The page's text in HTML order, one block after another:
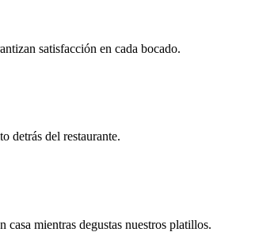
satisfacción en cada bocado.
detrás del restaurante.
mientras degustas nuestros platillos.